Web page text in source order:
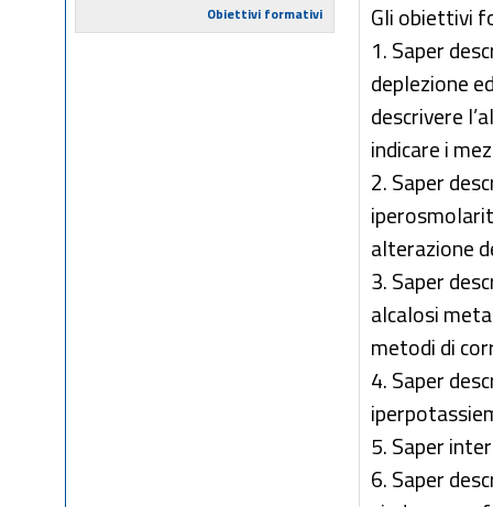
Obiettivi formativi
Gli obiettivi
1. Saper
deplezione
descrivere
indicare i
2. Saper
alterazione
3. Saper
alcalosi
metodi di
4. Saper
5. Saper
6. Saper